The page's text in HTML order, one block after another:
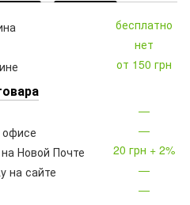
бесплатно
нет
от 150 грн
—
офисе
—
Новой Почте
20 грн + 2%
на сайте
—
—